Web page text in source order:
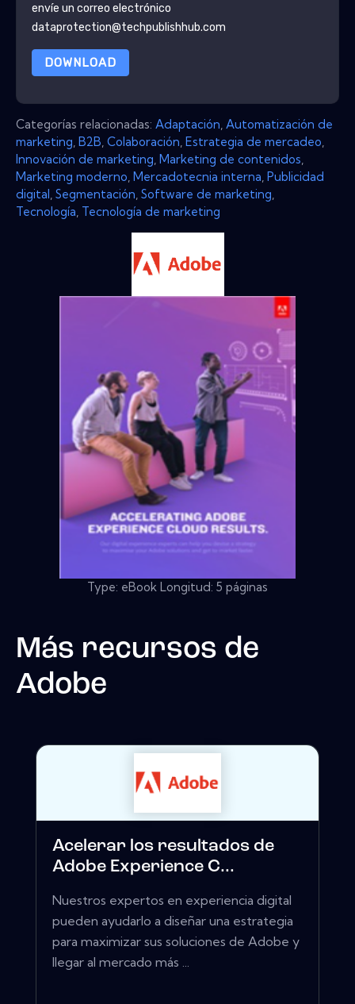
envíe un correo electrónico
dataprotection@techpublishhub.com
DOWNLOAD
Categorías relacionadas: Adaptación Automatización de
marketing B2B Colaboración Estrategia de mercadeo
Innovación de marketing Marketing de contenidos
Marketing moderno Mercadotecnia interna Publicidad
digital Segmentación Software de marketing
Tecnología Tecnología de marketing
Type: eBook Longitud: 5 páginas
Más recursos de
Adobe
Acelerar los resultados de
Adobe Experience C...
Nuestros expertos en experiencia digital
pueden ayudarlo a diseñar una estrategia
para maximizar sus soluciones de Adobe y
llegar al mercado más ...